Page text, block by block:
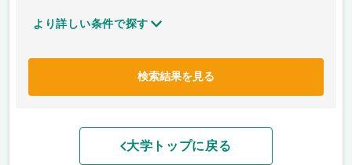
より詳しい条件で探す
検索結果を見る
大学トップに戻る